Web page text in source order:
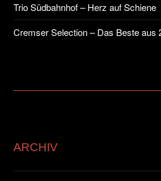
Trio Südbahnhof – Herz auf Schiene
Cremser Selection – Das Beste aus
ARCHIV